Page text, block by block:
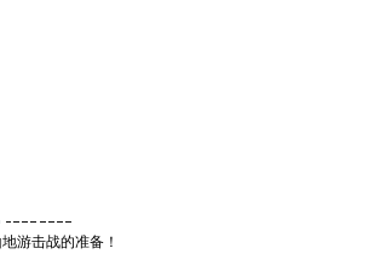
游击战的准备！